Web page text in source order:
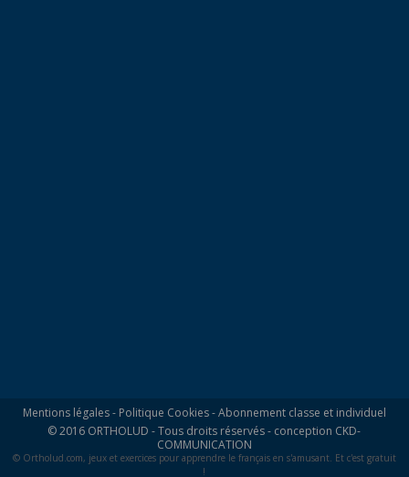
Mentions légales- Politique Cookies-Abonnement classe et individuel
© 2016 ORTHOLUD - Tous droits réservés - conception CKD-
COMMUNICATION
© Ortholud.com, jeux et exercices pour apprendre le français en s'amusant. Et c'est gratuit
!